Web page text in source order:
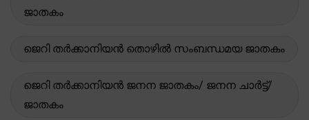
ജാതകം
ജെറി തർക്കാനിയൻ തൊഴിൽ സംബന്ധമയ ജാതകം
ജെറി തർക്കാനിയൻ ജനന ജാതകം/ ജനന ചാർട്ട്/
ജാതകം